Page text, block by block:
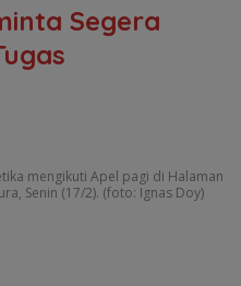
Segera
mengikuti Apel pagi di Halaman
Senin (17/2). (foto: Ignas Doy)